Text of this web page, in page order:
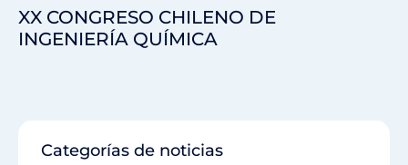
XX CONGRESO CHILENO DE
INGENIERÍA QUÍMICA
Categorías de noticias